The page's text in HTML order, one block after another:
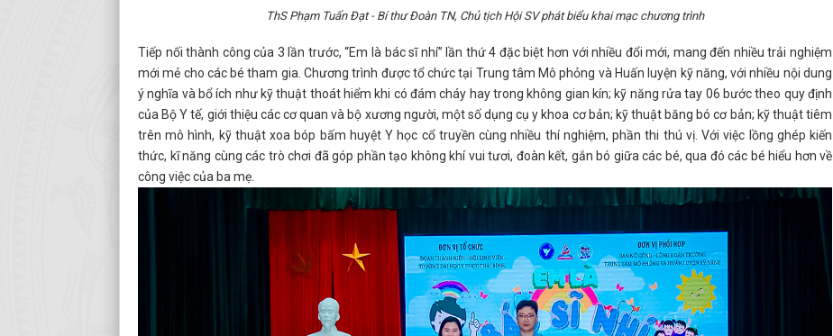
ThS Phạm Tuấn Đạt - Bí thư Đoàn TN, Chủ tịch Hội SV phát biểu khai mạc chương trình
Tiếp nối thành công của 3 lần trước, “Em là bác sĩ nhí” lần thứ 4 đặc biệt hơn với nhiều đổi mới, mang đến nhiều trải nghiệm
mới mẻ cho các bé tham gia. Chương trình được tổ chức tại Trung tâm Mô phỏng và Huấn luyện kỹ năng, với nhiều nội dung
ý nghĩa và bổ ích như kỹ thuật thoát hiểm khi có đám cháy hay trong không gian kín; kỹ năng rửa tay 06 bước theo quy định
của Bộ Y tế, giới thiệu các cơ quan và bộ xương người, một số dụng cụ y khoa cơ bản; kỹ thuật băng bó cơ bản; kỹ thuật tiêm
trên mô hình, kỹ thuật xoa bóp bấm huyệt Y học cổ truyền cùng nhiều thí nghiệm, phần thi thú vị. Với việc lồng ghép kiến
thức, kĩ năng cùng các trò chơi đã góp phần tạo không khí vui tươi, đoàn kết, gắn bó giữa các bé, qua đó các bé hiểu hơn về
công việc của ba mẹ.